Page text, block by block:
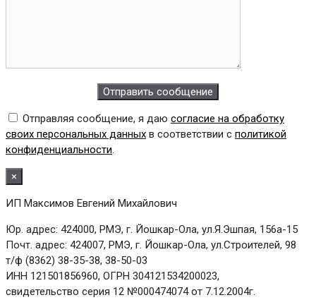
Отправляя сообщение, я даю согласие на обработку
своих персональных данных в соответствии с политикой
конфиденциальности.
×
ИП Максимов Евгений Михайлович
Юр. адрес: 424000, РМЭ, г. Йошкар-Ола, ул.Я.Эшпая, 156а-15
Почт. адрес: 424007, РМЭ, г. Йошкар-Ола, ул.Строителей, 98
т/ф (8362) 38-35-38, 38-50-03
ИНН 121501856960, ОГРН 304121534200023,
свидетельство серия 12 №000474074 от 7.12.2004г.